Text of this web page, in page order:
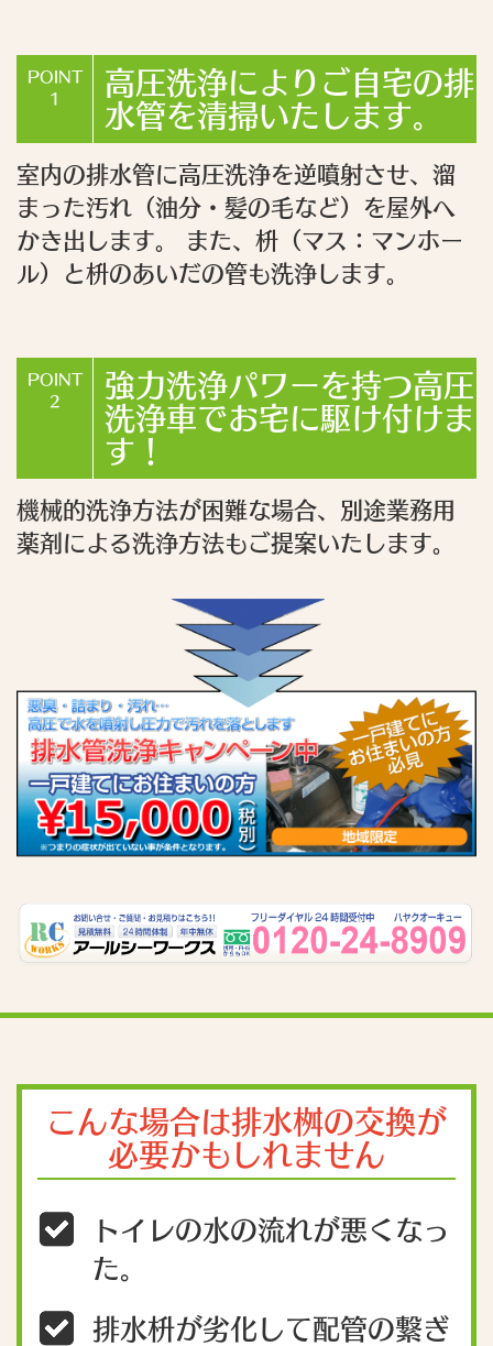
POINT
1
高圧洗浄によりご自宅の排
水管を清掃いたします。
室内の排水管に高圧洗浄を逆噴射させ、溜
まった汚れ（油分・髪の毛など）を屋外へ
かき出します。 また、枡（マス：マンホー
ル）と枡のあいだの管も洗浄します。
POINT
2
強力洗浄パワーを持つ高圧
洗浄車でお宅に駆け付けま
す！
機械的洗浄方法が困難な場合、別途業務用
薬剤による洗浄方法もご提案いたします。
こんな場合は排水桝の交換が
必要かもしれません
トイレの水の流れが悪くなっ
た。
排水枡が劣化して配管の繋ぎ